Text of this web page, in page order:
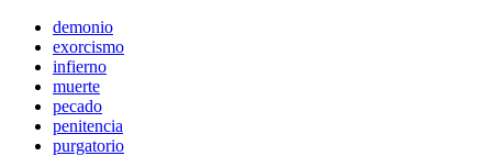
demonio
exorcismo
infierno
muerte
pecado
penitencia
purgatorio